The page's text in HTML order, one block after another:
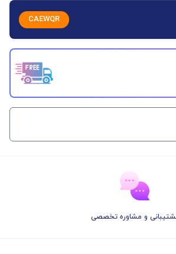
CAEWQR
و مشاوره تخصصی